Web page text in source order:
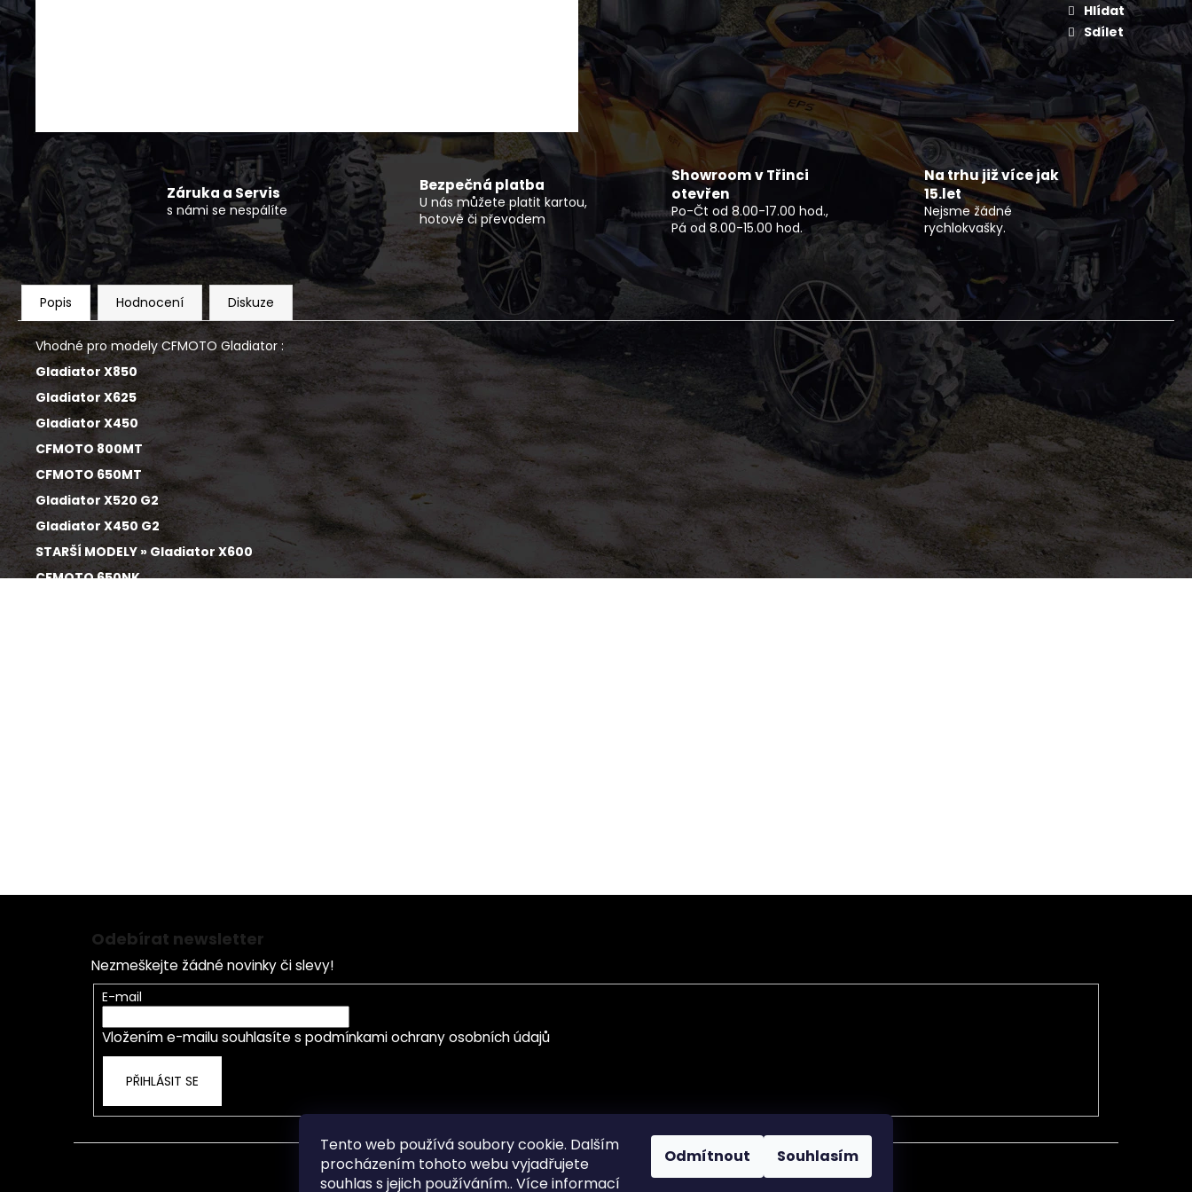
Tento web používá soubory cookie. Dalším
procházením tohoto webu vyjadřujete
souhlas s jejich používáním.. Více informací
Odmítnout Souhlasím
Hlídat
Sdílet
Záruka a Servis
s námi se nespálíte
Bezpečná platba
U nás můžete platit kartou,
hotově či převodem
Showroom v Třinci
otevřen
Po-Čt od 8.00-17.00 hod.,
Pá od 8.00-15.00 hod.
Na trhu již více jak
15.let
Nejsme žádné
rychlokvašky.
Popis Hodnocení Diskuze
Vhodné pro modely CFMOTO Gladiator :
Gladiator X850
Gladiator X625
Gladiator X450
CFMOTO 800MT
CFMOTO 650MT
Gladiator X520 G2
Gladiator X450 G2
STARŠÍ MODELY » Gladiator X600
CFMOTO 650NK
SOFTSHELLOVÁ VESTA PÁNSKÁ TRAIL
DĚTSKÁ BUGGY KAYO S70
33 990 Kč
Odebírat newsletter
Nezmeškejte žádné novinky či slevy!
E-mail
Vložením e-mailu souhlasíte s podmínkami ochrany osobních údajů
PŘIHLÁSIT SE